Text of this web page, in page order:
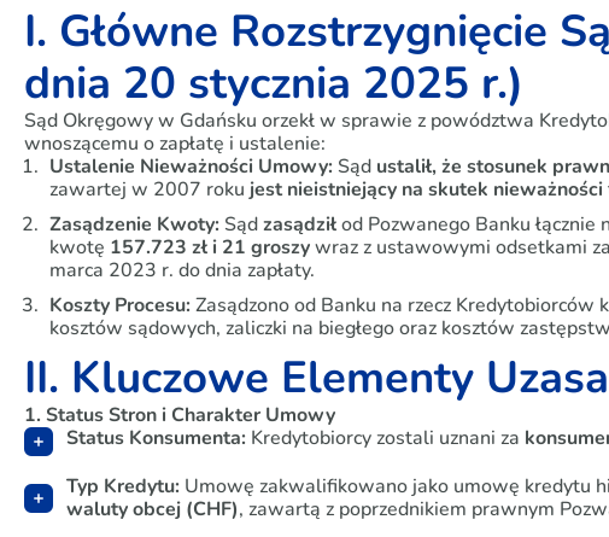
I. Główne Rozstrzygnięcie
dnia 20 stycznia 2025 r.)
Sąd Okręgowy w Gdańsku orzekł w sprawie z powództwa
wnoszącemu o zapłatę i ustalenie:
Ustalenie Nieważności Umowy: Sąd ustalił, że stosunek
zawartej w 2007 roku jest nieistniejący na skutek nieważności
Zasądzenie Kwoty: Sądzasądziłod Pozwanego Banku łącznie
kwotę 157.723 zł i 21 groszywraz z ustawowymi odsetkami
marca 2023 r. do dnia zapłaty.
Koszty Procesu: Zasądzono od Banku na rzecz Kredytobiorców
kosztów sądowych, zaliczki na biegłego oraz kosztów
II. Kluczowe Elementy
1. Status Stron i Charakter Umowy
Status Konsumenta: Kredytobiorcy zostali uznani za
Typ Kredytu: Umowę zakwalifikowano jako umowę kredytu
waluty obcej (CHF), zawartą z poprzednikiem prawnym